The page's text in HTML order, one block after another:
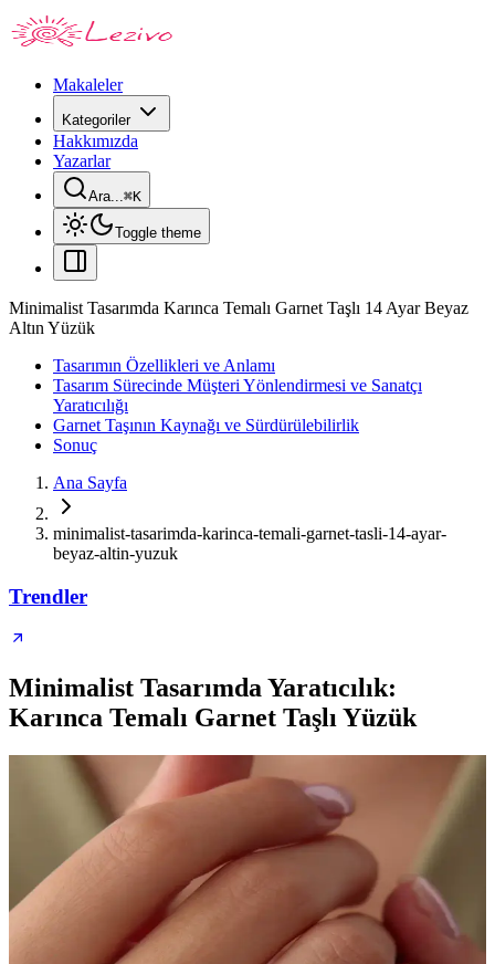
Makaleler
Kategoriler
Hakkımızda
Yazarlar
Ara...⌘K
Toggle theme
Minimalist Tasarımda Karınca Temalı Garnet Taşlı 14 Ayar Beyaz
Altın Yüzük
Tasarımın Özellikleri ve Anlamı
Tasarım Sürecinde Müşteri Yönlendirmesi ve Sanatçı
Yaratıcılığı
Garnet Taşının Kaynağı ve Sürdürülebilirlik
Sonuç
Ana Sayfa
minimalist-tasarimda-karinca-temali-garnet-tasli-14-ayar-
beyaz-altin-yuzuk
Trendler
Minimalist Tasarımda Yaratıcılık:
Karınca Temalı Garnet Taşlı Yüzük